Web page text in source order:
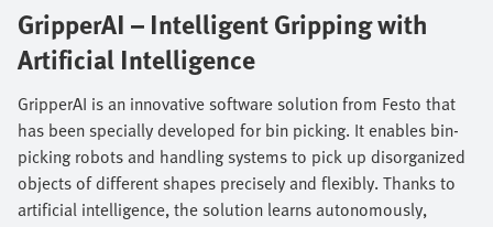
GripperAI – Intelligent Gripping with
Artificial Intelligence​
GripperAI is an innovative software solution from Festo that
has been specially developed for bin picking. It enables bin-
picking robots and handling systems to pick up disorganized
objects of different shapes precisely and flexibly. Thanks to
artificial intelligence, the solution learns autonomously,